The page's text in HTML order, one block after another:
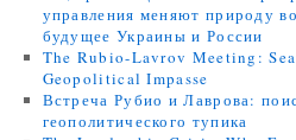
управления меняют природу
будущее Украины и России
The Rubio-Lavrov Meeting:
Geopolitical Impasse
Встреча Рубио и Лаврова:
геополитического тупика